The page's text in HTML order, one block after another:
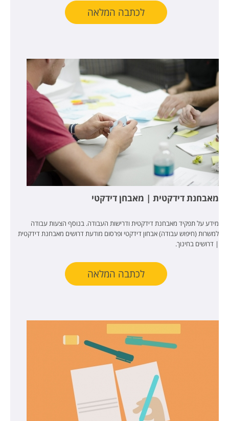
לכתבה המלאה
מאבחנת דידקטית | מאבחן דידקטי
מידע על תפקיד מאבחנת דידקטית ודרישות העבודה. בנוסף הצעות עבודה
למשרות (חיפוש עבודה) אבחון דידקטי ופרסום מודעת דרושים מאבחנת דידקטית
| דרושים בחינוך.
לכתבה המלאה